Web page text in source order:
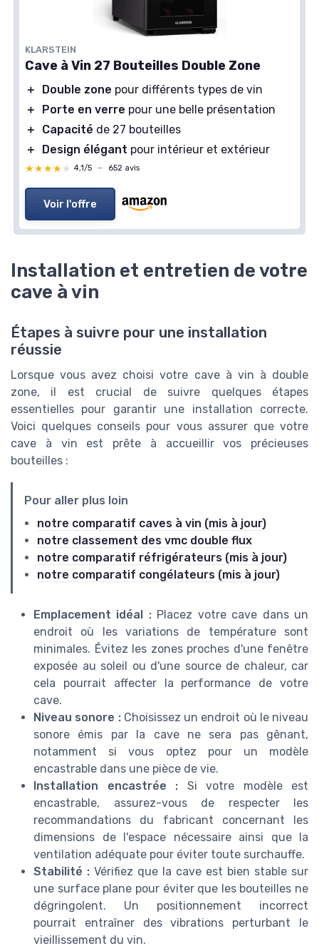
KLARSTEIN
Cave à Vin 27 Bouteilles Double Zone
＋ Double zone pour différents types de vin
＋
Porte en verre pour une belle présentation
＋
Capacité de 27 bouteilles
＋
Design élégant pour intérieur et extérieur
★★★★★
★★★★★ 4,1/5 — 652 avis
Voir l'offre
Installation et entretien de votre
cave à vin
Étapes à suivre pour une installation
réussie
Lorsque vous avez choisi votre cave à vin à double
zone, il est crucial de suivre quelques étapes
essentielles pour garantir une installation correcte.
Voici quelques conseils pour vous assurer que votre
cave à vin est prête à accueillir vos précieuses
bouteilles :
Pour aller plus loin
notre comparatif caves à vin (mis à jour)
notre classement des vmc double flux
notre comparatif réfrigérateurs (mis à jour)
notre comparatif congélateurs (mis à jour)
Emplacement idéal :Placez votre cave dans un
endroit où les variations de température sont
minimales. Évitez les zones proches d'une fenêtre
exposée au soleil ou d'une source de chaleur, car
cela pourrait affecter la performance de votre
cave.
Niveau sonore :Choisissez un endroit où le niveau
sonore émis par la cave ne sera pas gênant,
notamment si vous optez pour un modèle
encastrable dans une pièce de vie.
Installation encastrée : Si votre modèle est
encastrable, assurez-vous de respecter les
recommandations du fabricant concernant les
dimensions de l'espace nécessaire ainsi que la
ventilation adéquate pour éviter toute surchauffe.
Stabilité : Vérifiez que la cave est bien stable sur
une surface plane pour éviter que les bouteilles ne
dégringolent. Un positionnement incorrect
pourrait entraîner des vibrations perturbant le
vieillissement du vin.